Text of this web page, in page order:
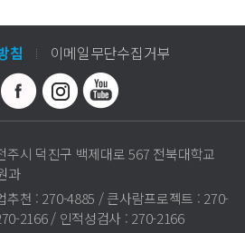
침 이메일무단수집거부
주시 덕진구 백제대로 567 전북대학교
과
추천 : 270-4885 / 큰사람프로젝트 : 270-
2166 / 인적성검사 : 270-2166